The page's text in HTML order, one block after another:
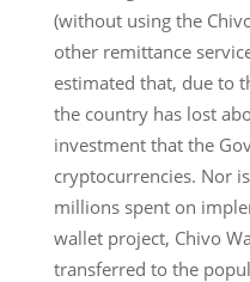
(without using the
other remittance
estimated that, due to
the country has lost
investment that the
cryptocurrencies. Nor
millions spent on
wallet project, Chivo
transferred to the